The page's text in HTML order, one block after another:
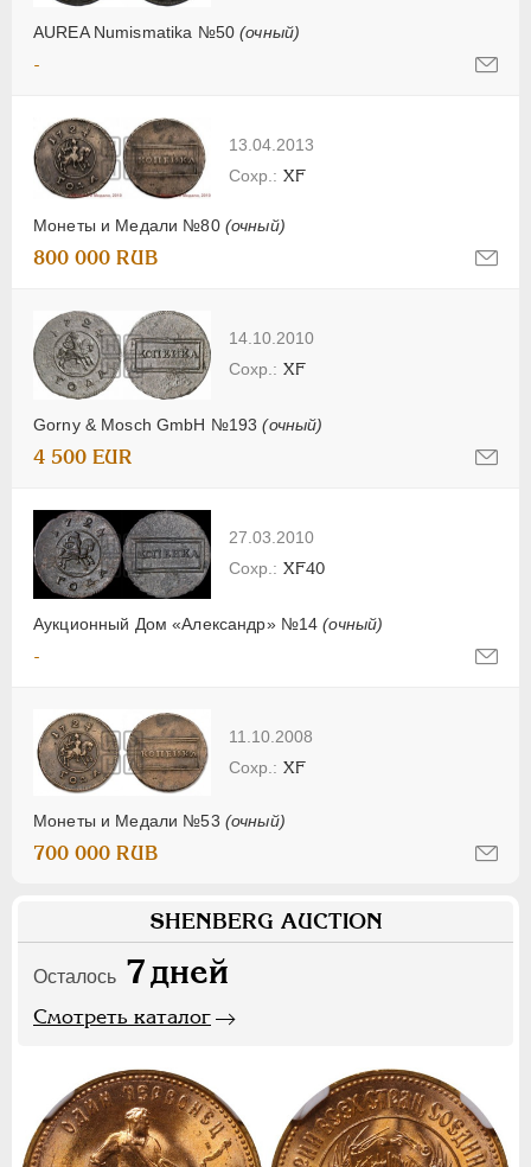
AUREA Numismatika №50(очный)
-
13.04.2013
Монеты и Медали №80 (очный)
XF
800 000 RUB
14.10.2010
Gorny & Mosch GmbH №193(очный)
XF
4 500 EUR
27.03.2010
Аукционный Дом «Александр» №14(очный)
XF40
-
11.10.2008
Монеты и Медали №53 (очный)
XF
700 000 RUB
SHENBERG AUCTION
Осталось 7дней
Смотреть каталог